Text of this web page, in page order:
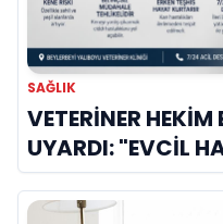
SAĞLIK
VETERİNER
UYARDI: "EVCİL
KAYNAKLI KAN
ZİRVE YAPIYOR!"